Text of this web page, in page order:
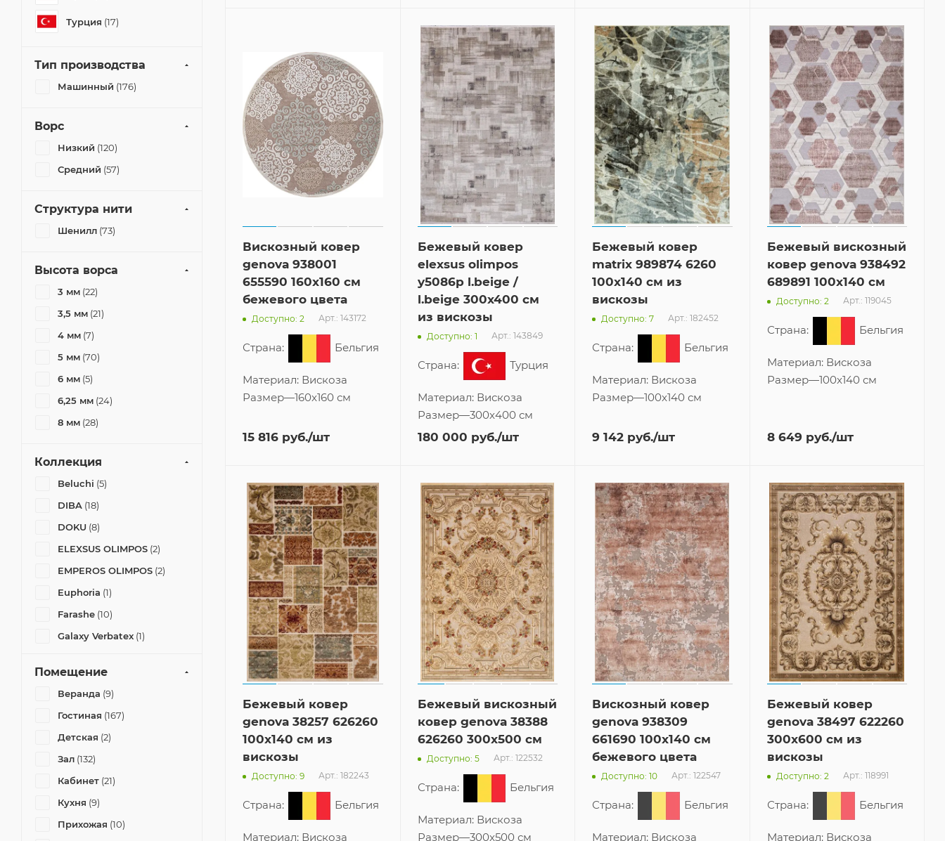
Вискозный ковер
genova 938001
655590 160x160 см
бежевого цвета
Доступно: 2 Арт.: 143172
Страна: Бельгия
Материал: Вискоза
Размер—160x160 см
15 816 руб./шт
Бежевый ковер
elexsus olimpos
y5086p l.beige /
l.beige 300x400 см
из вискозы
Доступно: 1 Арт.: 143849
Страна: Турция
Материал: Вискоза
Размер—300x400 см
180 000 руб./шт
Бежевый ковер
matrix 989874 6260
100x140 см из
вискозы
Доступно: 7 Арт.: 182452
Страна: Бельгия
Материал: Вискоза
Размер—100x140 см
9 142 руб./шт
Бежевый вискозный
ковер genova 938492
689891 100x140 см
Доступно: 2 Арт.: 119045
Страна: Бельгия
Материал: Вискоза
Размер—100x140 см
8 649руб./шт
Бежевый ковер
genova 38257 626260
100x140 см из
вискозы
Доступно: 9 Арт.: 182243
Страна: Бельгия
Материал: Вискоза
Бежевый вискозный
ковер genova 38388
626260 300x500 см
Доступно: 5 Арт.: 122532
Страна: Бельгия
Материал: Вискоза
Размер—300x500 см
Вискозный ковер
genova 938309
661690 100x140 см
бежевого цвета
Доступно: 10 Арт.: 122547
Страна: Бельгия
Материал: Вискоза
Бежевый ковер
genova 38497 622260
300x600 см из
вискозы
Доступно: 2 Арт.: 118991
Страна: Бельгия
Материал: Вискоза
Турция (17)
Тип производства
Машинный (176)
Ворс
Низкий (120)
Средний (57)
Структура нити
Шенилл (73)
Высота ворса
3 мм (22)
3,5 мм (21)
4 мм (7)
5 мм (70)
6 мм (5)
6,25 мм (24)
8 мм (28)
Коллекция
Beluchi (5)
DIBA (18)
DOKU (8)
ELEXSUS OLIMPOS (2)
EMPEROS OLIMPOS (2)
Euphoria (1)
Farashe (10)
Galaxy Verbatex (1)
Genova Gold
Genova Круг
Genova Овал
(11)
Lite
(1)
(14)
Mayumi
(4)
Origami
Помещение
Веранда (9)
Гостиная (167)
Детская (2)
Зал (132)
Кабинет (21)
Кухня (9)
Прихожая (10)